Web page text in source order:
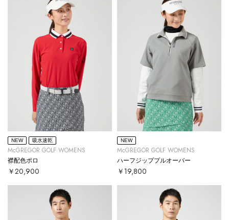
NEW 吸水速乾
McGREGOR GOLF WOMENS
襟配色ポロ
￥20,900
NEW
McGREGOR GOLF WOMENS
ハーフジッププルオーバー
￥19,800